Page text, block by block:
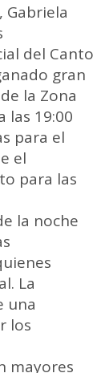
Gabriela
del Canto
gran
la Zona
las 19:00
para el
el
para las
la noche
La
una
los
mayores